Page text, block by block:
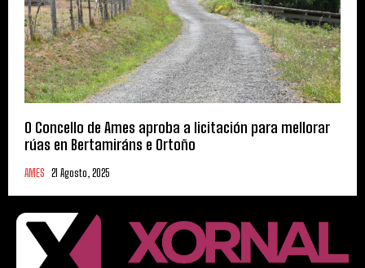
O Concello de Ames aproba a licitación para mellorar
rúas en Bertamiráns e Ortoño
AMES 21 Agosto, 2025